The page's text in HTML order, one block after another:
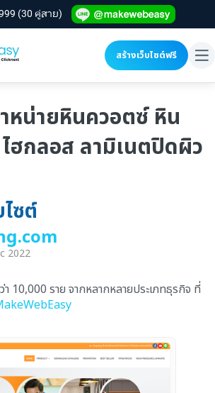
(30 คู่สาย)
สร้างเว็บไซต์ฟรี
หน่ายหินควอตซ์ หิน
ไฮกลอส ลามิเนตปิดผิว
ซต์
2022
10,000 ราย จากหลากหลายประเภทธุรกิจ ที่